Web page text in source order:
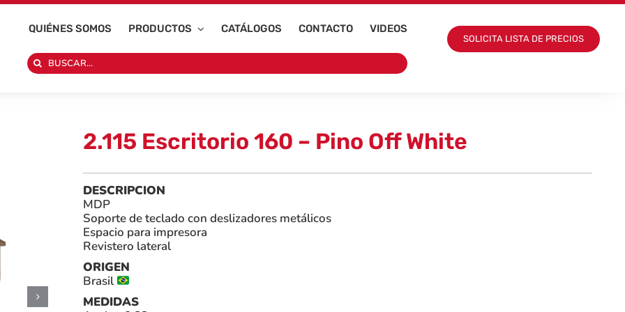
QUIÉNES SOMOS PRODUCTOS CATÁLOGOS CONTACTO VIDEOS
Search
for:
SOLICITA LISTA DE PRECIOS
2.115 Escritorio 160 – Pino Off White
DESCRIPCION
MDP
Soporte de teclado con deslizadores metálicos
Espacio para impresora
Revistero lateral
ORIGEN
Brasil
MEDIDAS